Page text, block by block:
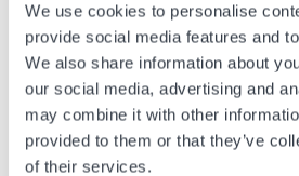
We use cookies to personalise
provide social media features and
We also share information about
our social media, advertising and
may combine it with other
provided to them or that they’ve
of their services.
Vorheriger Artikel
Willkommen im hyperhellen
21 Juli, 2026
Marken